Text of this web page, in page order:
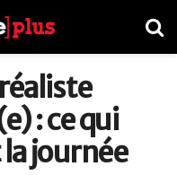
: ce qui
journée